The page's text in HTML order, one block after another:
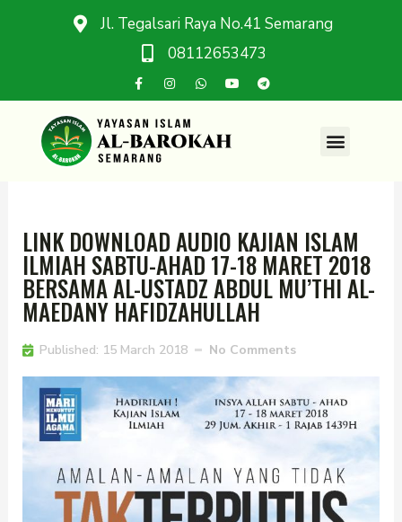
Jl. Tegalsari Raya No.41 Semarang
08112653473
LINK DOWNLOAD AUDIO KAJIAN ISLAM
ILMIAH SABTU-AHAD 17-18 MARET 2018
BERSAMA AL-USTADZ ABDUL MU’THI AL-
MAEDANY HAFIDZAHULLAH
Published: 15 March 2018 No Comments